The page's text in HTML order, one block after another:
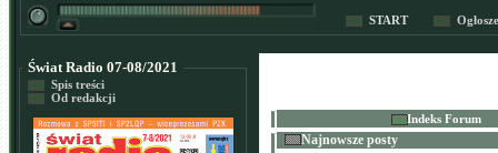
START
Świat Radio 07-08/2021
Spis treści
Od redakcji
Indeks Forum
Najnowsze posty